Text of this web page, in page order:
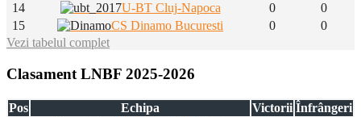
14
U-BT Cluj-Napoca 0
0
15
CS Dinamo Bucuresti 0
0
Vezi tabelul complet
Clasament LNBF 2025-2026
Pos Echipa Victorii Înfrângeri